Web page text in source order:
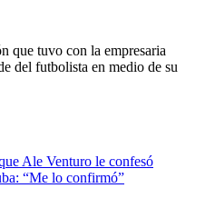
que tuvo con la empresaria
del futbolista en medio de su